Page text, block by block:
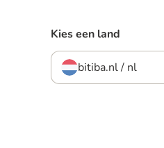
Kies een land
bitiba.nl / nl